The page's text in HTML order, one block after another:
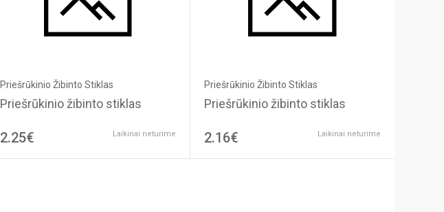
Priešrūkinio Žibinto Stiklas
Priešrūkinio žibinto stiklas
2.25€ Laikinai neturime
Priešrūkinio Žibinto Stiklas
Priešrūkinio žibinto stiklas
2.16€ Laikinai neturime